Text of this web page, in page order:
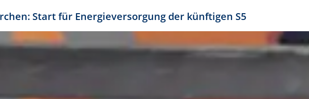
Start für Energieversorgung der künftigen S5